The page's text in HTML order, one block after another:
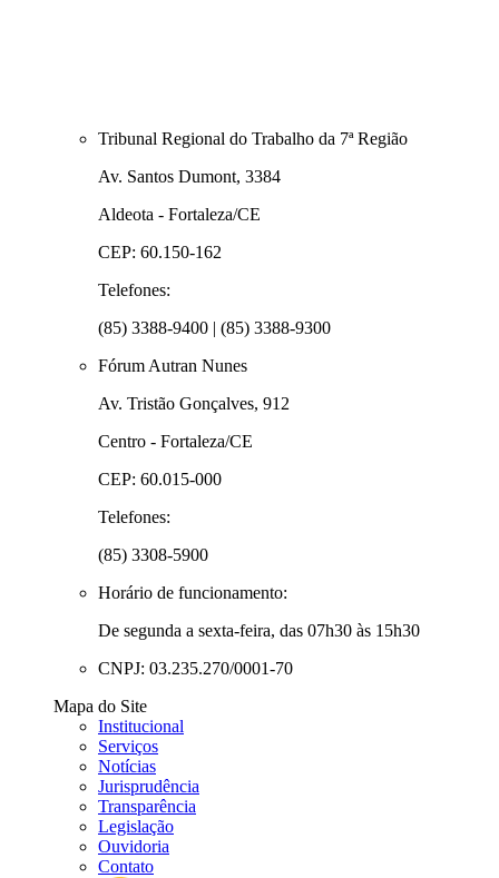
Tribunal Regional do Trabalho da 7ª Região
Av. Santos Dumont, 3384
Aldeota - Fortaleza/CE
CEP: 60.150-162
Telefones:
(85) 3388-9400 | (85) 3388-9300
Fórum Autran Nunes
Av. Tristão Gonçalves, 912
Centro - Fortaleza/CE
CEP: 60.015-000
Telefones:
(85) 3308-5900
Horário de funcionamento:
De segunda a sexta-feira, das 07h30 às 15h30
CNPJ: 03.235.270/0001-70
Mapa do Site
Institucional
Serviços
Notícias
Jurisprudência
Transparência
Legislação
Ouvidoria
Contato